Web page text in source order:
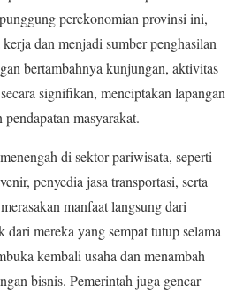
perekonomian provinsi ini,
dan menjadi sumber penghasilan
bertambahnya kunjungan, aktivitas
signifikan, menciptakan lapangan
masyarakat.
di sektor pariwisata, seperti
penyedia jasa transportasi, serta
manfaat langsung dari
mereka yang sempat tutup selama
kembali usaha dan menambah
bisnis. Pemerintah juga gencar